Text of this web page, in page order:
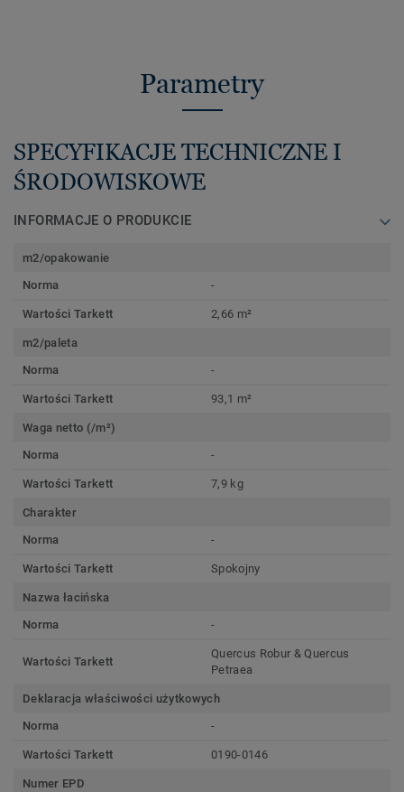
Parametry
SPECYFIKACJE TECHNICZNE I
ŚRODOWISKOWE
INFORMACJE O PRODUKCIE
m2/opakowanie
Norma
-
Wartości Tarkett 2,66 m²
m2/paleta
Norma
-
Wartości Tarkett 93,1 m²
Waga netto (/m²)
Norma
-
Wartości Tarkett 7,9 kg
Charakter
Norma
-
Wartości Tarkett Spokojny
Nazwa łacińska
Norma
-
Wartości Tarkett
Quercus Robur & Quercus
Petraea
Deklaracja właściwości użytkowych
Norma
-
Wartości Tarkett 0190-0146
Numer EPD